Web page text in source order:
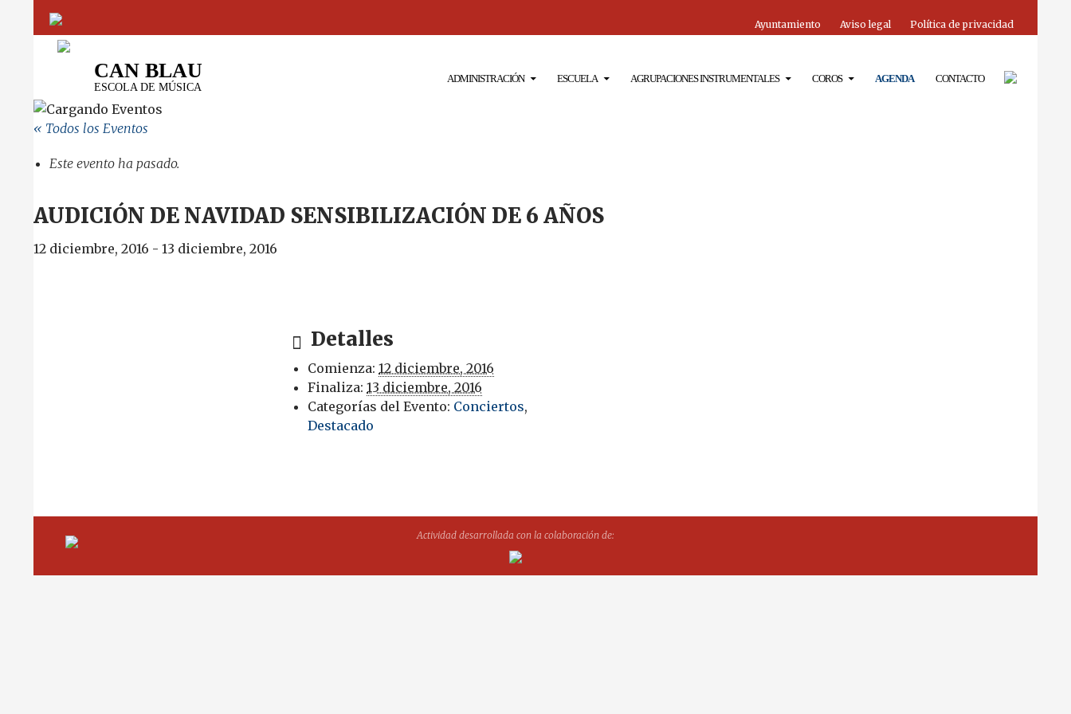
Ayuntamiento Aviso legal Política de privacidad
CAN BLAU
ESCOLA DE MÚSICA
ADMINISTRACIÓN
ESCUELA AGRUPACIONES INSTRUMENTALES COROS AGENDA CONTACTO
« Todos los Eventos
Este evento ha pasado.
AUDICIÓN DE NAVIDAD SENSIBILIZACIÓN DE 6 AÑOS
12 diciembre, 2016 - 13 diciembre, 2016
Detalles
Comienza: 12 diciembre, 2016
Finaliza: 13 diciembre, 2016
Categorías del Evento: Conciertos,
Destacado
Actividad desarrollada con la colaboración de: